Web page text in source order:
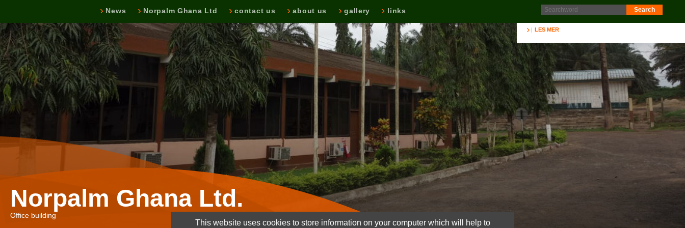
News Norpalm Ghana Ltd contact us about us gallery links
Protokoll fra generalforsamling 2025 er nå lagt ut på
Intranett. Logg in. Minutes from AGM 2025 is now available
LES MER
Norpalm Ghana Ltd.
Office building
This website uses cookies to store information on your computer which will help to